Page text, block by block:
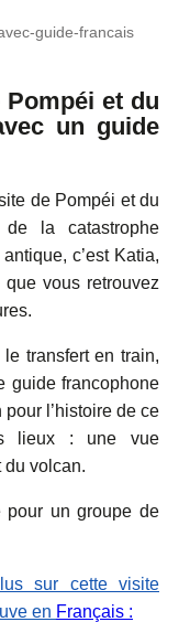
guide-francais
et du
un guide
de Pompéi et du
la catastrophe
c’est Katia,
vous retrouvez
transfert en train,
guide francophone
l’histoire de ce
lieux : une vue
du volcan.
pour un groupe de
sur cette visite
en Français :